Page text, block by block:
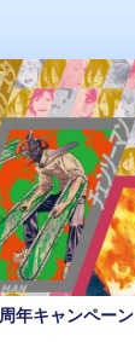
年キャンペーン